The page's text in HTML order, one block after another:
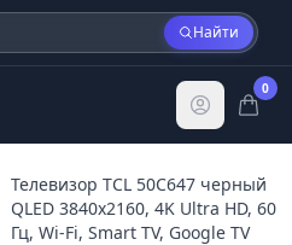
Найти
0
Телевизор TCL 50C647 черный
QLED 3840x2160, 4K Ultra HD, 60
Гц, Wi-Fi, Smart TV, Google TV